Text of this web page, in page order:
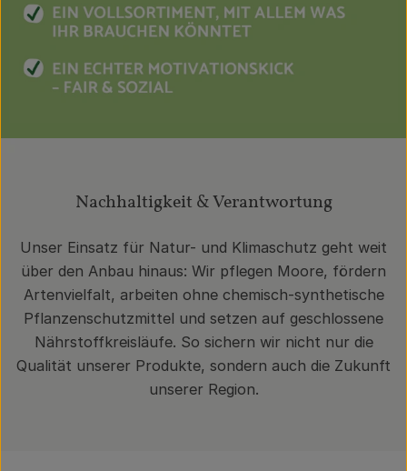
Nachhaltigkeit & Verantwortung
Unser Einsatz für Natur- und Klimaschutz geht weit
über den Anbau hinaus: Wir pflegen Moore, fördern
Artenvielfalt, arbeiten ohne chemisch-synthetische
Pflanzenschutzmittel und setzen auf geschlossene
Nährstoffkreisläufe. So sichern wir nicht nur die
Qualität unserer Produkte, sondern auch die Zukunft
unserer Region.